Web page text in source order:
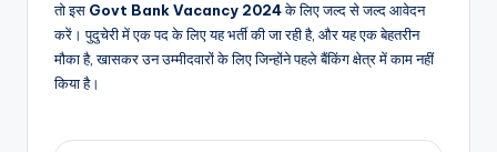
तो इस Govt Bank Vacancy 2024के लिए जल्द से जल्द आवेदन
करें। पुदुचेरी में एक पद के लिए यह भर्ती की जा रही है, और यह एक बेहतरीन
मौका है, खासकर उन उम्मीदवारों के लिए जिन्होंने पहले बैंकिंग क्षेत्र में काम नहीं
किया है।